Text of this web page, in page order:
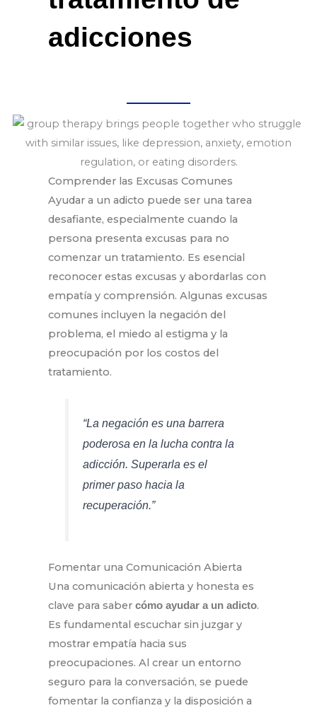
adicciones
Comprender las Excusas Comunes
Ayudar a un adicto puede ser una tarea
desafiante, especialmente cuando la
persona presenta excusas para no
comenzar un tratamiento. Es esencial
reconocer estas excusas y abordarlas con
empatía y comprensión. Algunas excusas
comunes incluyen la negación del
problema, el miedo al estigma y la
preocupación por los costos del
tratamiento.
“La negación es una barrera
poderosa en la lucha contra la
adicción. Superarla es el
primer paso hacia la
recuperación.”
Fomentar una Comunicación Abierta
Una comunicación abierta y honesta es
clave para saber cómo ayudar a un adicto.
Es fundamental escuchar sin juzgar y
mostrar empatía hacia sus
preocupaciones. Al crear un entorno
seguro para la conversación, se puede
fomentar la confianza y la disposición a